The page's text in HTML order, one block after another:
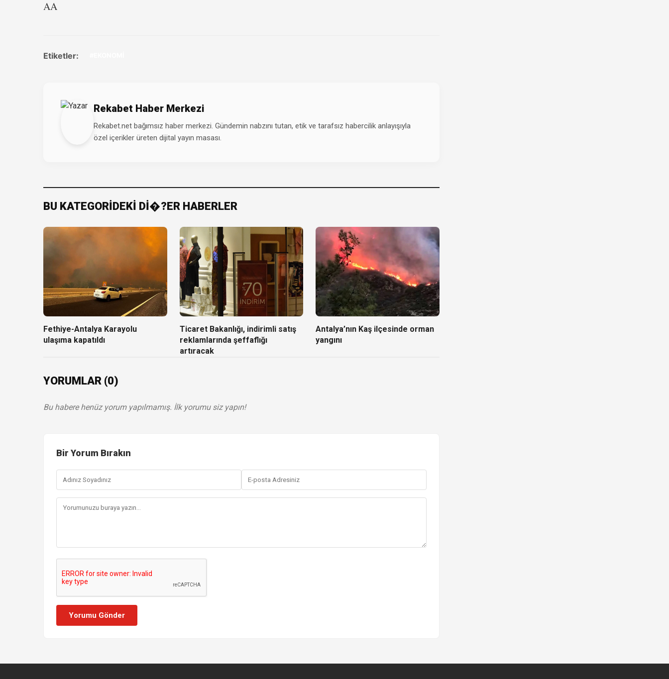
AA
Etiketler:
Rekabet Haber Merkezi
Rekabet.net bağımsız haber merkezi. Gündemin nabzını tutan, etik ve tarafsız habercilik anlayışıyla
özel içerikler üreten dijital yayın masası.
BU KATEGORİDEKİ Dİ�?ER HABERLER
Fethiye-Antalya Karayolu
ulaşıma kapatıldı
Ticaret Bakanlığı, indirimli satış
reklamlarında şeffaflığı
artıracak
Antalya’nın Kaş ilçesinde orman
yangını
YORUMLAR (0)
Bu habere henüz yorum yapılmamış. İlk yorumu siz yapın!
Bir Yorum Bırakın
Yorumu Gönder